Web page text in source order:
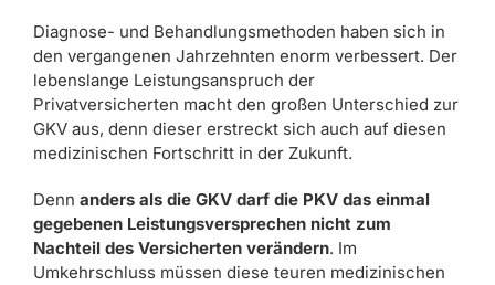
Diagnose- und Behandlungsmethoden haben sich in
den vergangenen Jahrzehnten enorm verbessert. Der
lebenslange Leistungsanspruch der
Privatversicherten macht den großen Unterschied zur
GKV aus, denn dieser erstreckt sich auch auf diesen
medizinischen Fortschritt in der Zukunft.
Denn anders als die GKV darf die PKV das einmal
gegebenen Leistungsversprechen nicht zum
Nachteil des Versicherten verändern. Im
Umkehrschluss müssen diese teuren medizinischen